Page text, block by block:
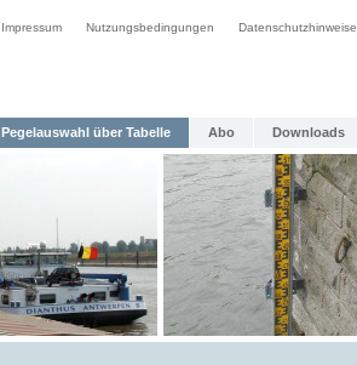
Impressum Nutzungsbedingungen Datenschutzhinweise
Pegelauswahl über Tabelle Abo Downloads